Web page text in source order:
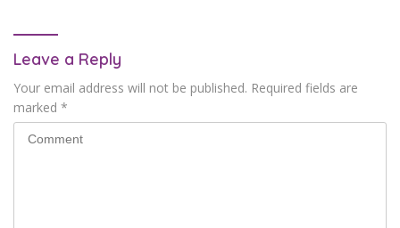
Leave a Reply
Your email address will not be published. Required fields are
marked *